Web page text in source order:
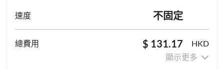
不固定
$ 131.17
HKD
顯示更多